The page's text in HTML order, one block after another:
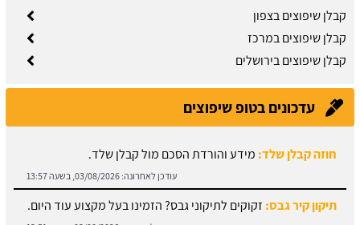
קבלן שיפוצים בצפון
קבלן שיפוצים במרכז
קבלן שיפוצים בירושלים
עדכונים בטופ שיפוצים
חוזה קבלן שלד:מידע והורדת הסכם מול קבלן שלד.
תיקון קיר גבס: זקוקים לתיקוני גבס? הזמינו בעל מקצוע עוד היום.
עודכן לאחרונה:03/08/2026, בשעה 13:51
מחירון ריצוף:גלו את מחירי עבודות הריצוף והחיפוי.